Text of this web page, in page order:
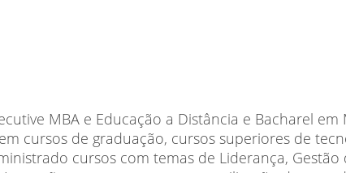
MBA e Educação a Distância e Bacharel em
cursos de graduação, cursos superiores de
cursos com temas de Liderança,